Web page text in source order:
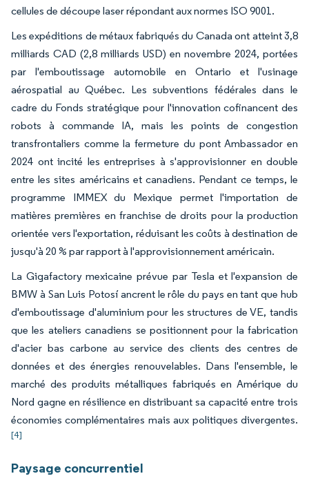
cellules de découpe laser répondant aux normes ISO 9001.
Les expéditions de métaux fabriqués du Canada ont atteint 3,8
milliards CAD (2,8 milliards USD) en novembre 2024, portées
par l'emboutissage automobile en Ontario et l'usinage
aérospatial au Québec. Les subventions fédérales dans le
cadre du Fonds stratégique pour l'innovation cofinancent des
robots à commande IA, mais les points de congestion
transfrontaliers comme la fermeture du pont Ambassador en
2024 ont incité les entreprises à s'approvisionner en double
entre les sites américains et canadiens. Pendant ce temps, le
programme IMMEX du Mexique permet l'importation de
matières premières en franchise de droits pour la production
orientée vers l'exportation, réduisant les coûts à destination de
jusqu'à 20 % par rapport à l'approvisionnement américain.
La Gigafactory mexicaine prévue par Tesla et l'expansion de
BMW à San Luis Potosí ancrent le rôle du pays en tant que hub
d'emboutissage d'aluminium pour les structures de VE, tandis
que les ateliers canadiens se positionnent pour la fabrication
d'acier bas carbone au service des clients des centres de
données et des énergies renouvelables. Dans l'ensemble, le
marché des produits métalliques fabriqués en Amérique du
Nord gagne en résilience en distribuant sa capacité entre trois
économies complémentaires mais aux politiques divergentes.
[4]
Paysage concurrentiel